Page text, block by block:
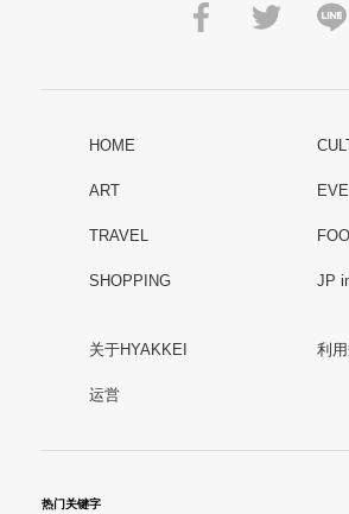
HOME
ART
TRAVEL
SHOPPING JP
关于HYAKKEI 利
运営
热门关键字